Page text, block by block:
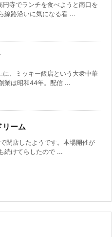
円寺でランチを食べようと南口を
線路沿いに気になる看 ...
に、ミッキー飯店という大衆中華
業は昭和44年。配信 ...
リーム
閉店したようです。本場開催が
続けてらしたので ...